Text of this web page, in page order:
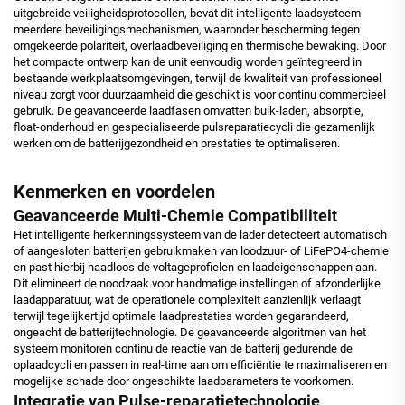
uitgebreide veiligheidsprotocollen, bevat dit intelligente laadsysteem
meerdere beveiligingsmechanismen, waaronder bescherming tegen
omgekeerde polariteit, overlaadbeveiliging en thermische bewaking. Door
het compacte ontwerp kan de unit eenvoudig worden geïntegreerd in
bestaande werkplaatsomgevingen, terwijl de kwaliteit van professioneel
niveau zorgt voor duurzaamheid die geschikt is voor continu commercieel
gebruik. De geavanceerde laadfasen omvatten bulk-laden, absorptie,
float-onderhoud en gespecialiseerde pulsreparatiecycli die gezamenlijk
werken om de batterijgezondheid en prestaties te optimaliseren.
Kenmerken en voordelen
Geavanceerde Multi-Chemie Compatibiliteit
Het intelligente herkenningssysteem van de lader detecteert automatisch
of aangesloten batterijen gebruikmaken van loodzuur- of LiFePO4-chemie
en past hierbij naadloos de voltageprofielen en laadeigenschappen aan.
Dit elimineert de noodzaak voor handmatige instellingen of afzonderlijke
laadapparatuur, wat de operationele complexiteit aanzienlijk verlaagt
terwijl tegelijkertijd optimale laadprestaties worden gegarandeerd,
ongeacht de batterijtechnologie. De geavanceerde algoritmen van het
systeem monitoren continu de reactie van de batterij gedurende de
oplaadcycli en passen in real-time aan om efficiëntie te maximaliseren en
mogelijke schade door ongeschikte laadparameters te voorkomen.
Integratie van Pulse-reparatietechnologie